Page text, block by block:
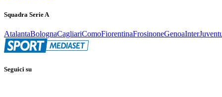
Squadra Serie A
AtalantaBolognaCagliariComoFiorentinaFrosinoneGenoaInter
Seguici su